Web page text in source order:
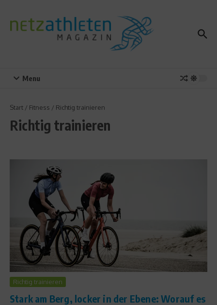
Menu
Start / Fitness / Richtig trainieren
Richtig trainieren
Richtig trainieren
Stark am Berg, locker in der Ebene: Worauf es